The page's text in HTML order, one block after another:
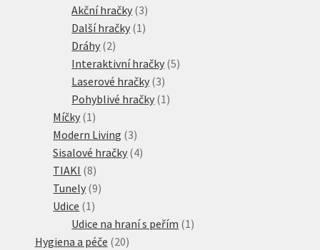
Akční hračky 33
produkty
Další hračky 1 1
Dráhy 22
produkty
Interaktivní hračky 55
Laserové hračky 33
produkty
Pohyblivé hračky 1 1
Míčky 1 1
produkt
Modern Living 33
produkty
Sisalové hračky 44
TIAKI 88
produktů
Tunely 99
Udice 1 1
produkt
Udice na hraní s peřím 1 1
Hygiena a péče 2020